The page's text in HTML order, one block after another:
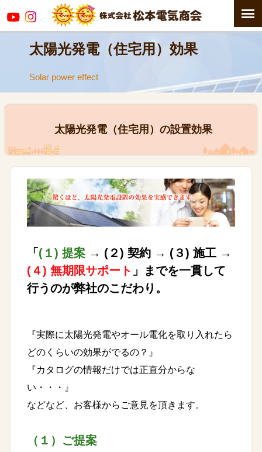
太陽光発電（住宅用）効果
Solar power effect
太陽光発電（住宅用）の設置効果
「 (１) 提案 → (２) 契約 → (３) 施工 →
(４) 無期限サポート 」までを一貫して
行うのが弊社のこだわり。
『実際に太陽光発電やオール電化を取り入れたら
どのくらいの効果がでるの？』
『カタログの情報だけでは正直分からな
い・・・』
などなど、お客様からご意見を頂きます。
（１）ご提案